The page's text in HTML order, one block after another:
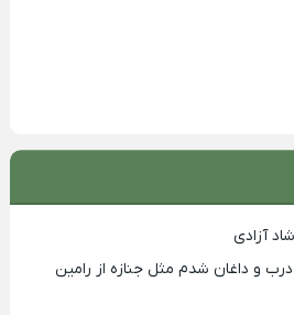
آزادی
و داغان شدم مثل جنازه از رامین